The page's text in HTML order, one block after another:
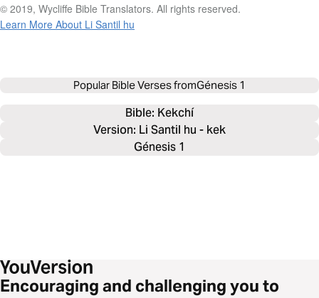
© 2019, Wycliffe Bible Translators. All rights reserved.
Learn More About Li Santil hu
Popular Bible Verses fromGénesis 1
Bible: Kekchí
Version: Li Santil hu - kek
Génesis 1
Encouraging and challenging you to